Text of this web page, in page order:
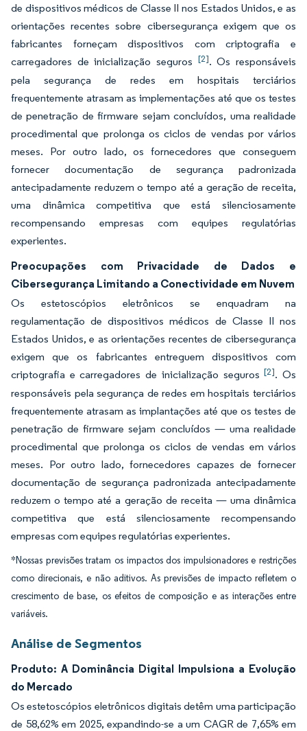
de dispositivos médicos de Classe II nos Estados Unidos, e as
orientações recentes sobre cibersegurança exigem que os
fabricantes forneçam dispositivos com criptografia e
carregadores de inicialização seguros [2]. Os responsáveis
pela segurança de redes em hospitais terciários
frequentemente atrasam as implementações até que os testes
de penetração de firmware sejam concluídos, uma realidade
procedimental que prolonga os ciclos de vendas por vários
meses. Por outro lado, os fornecedores que conseguem
fornecer documentação de segurança padronizada
antecipadamente reduzem o tempo até a geração de receita,
uma dinâmica competitiva que está silenciosamente
recompensando empresas com equipes regulatórias
experientes.
Preocupações com Privacidade de Dados e
Cibersegurança Limitando a Conectividade em Nuvem
Os estetoscópios eletrônicos se enquadram na
regulamentação de dispositivos médicos de Classe II nos
Estados Unidos, e as orientações recentes de cibersegurança
exigem que os fabricantes entreguem dispositivos com
criptografia e carregadores de inicialização seguros[2]. Os
responsáveis pela segurança de redes em hospitais terciários
frequentemente atrasam as implantações até que os testes de
penetração de firmware sejam concluídos — uma realidade
procedimental que prolonga os ciclos de vendas em vários
meses. Por outro lado, fornecedores capazes de fornecer
documentação de segurança padronizada antecipadamente
reduzem o tempo até a geração de receita — uma dinâmica
competitiva que está silenciosamente recompensando
empresas com equipes regulatórias experientes.
*Nossas previsões tratam os impactos dos impulsionadores e restrições
como direcionais, e não aditivos. As previsões de impacto refletem o
crescimento de base, os efeitos de composição e as interações entre
variáveis.
Análise de Segmentos
Produto: A Dominância Digital Impulsiona a Evolução
do Mercado
Os estetoscópios eletrônicos digitais detêm uma participação
de 58,62% em 2025, expandindo-se a um CAGR de 7,65% em